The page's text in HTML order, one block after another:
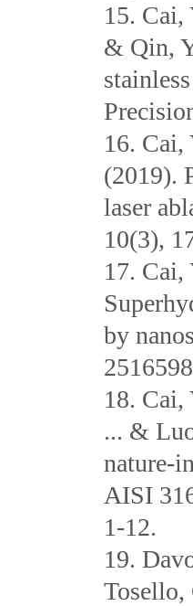
15. Cai,
& Qin,
16. Cai,
(2019).
laser
10(3),
17. Cai,
by
18. Cai,
... &
nature-
AISI
1-12.
19.
Tosello,